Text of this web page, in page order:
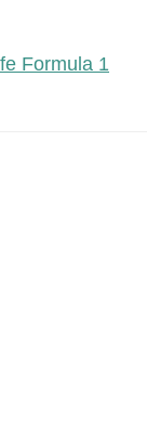
Formula 1